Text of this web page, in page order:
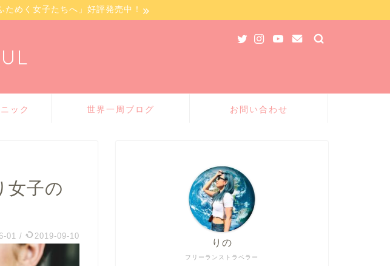
めく女子たちへ」好評発売中！
ック 世界一周ブログ お問い合わせ
女子の
01 / 2019-09-10
フリーランストラベラー
りの